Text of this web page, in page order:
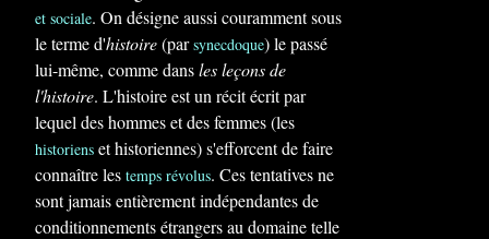
et sociale. On désigne aussi couramment sous
le terme d'histoire(parsynecdoque) le passé
lui-même, comme dansles leçons de
l'histoire. L'histoire est un récit écrit par
lequel des hommes et des femmes (les
historiens et historiennes) s'efforcent de faire
connaître les temps révolus. Ces tentatives ne
sont jamais entièrement indépendantes de
conditionnements étrangers au domaine telle